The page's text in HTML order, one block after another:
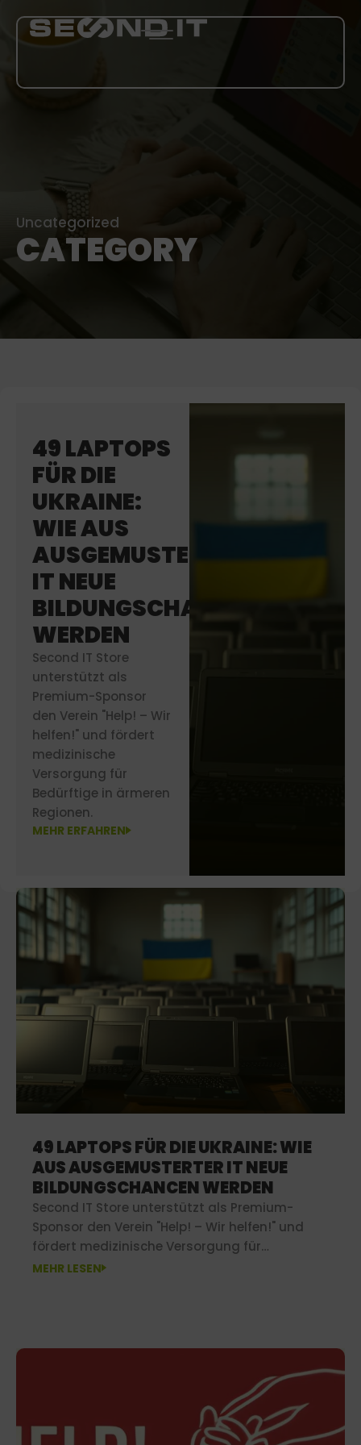
KARRIERE
Uncategorized
CATEGORY
49 LAPTOPS
FÜR DIE
UKRAINE:
WIE AUS
AUSGEMUSTERTER
IT NEUE
BILDUNGSCHANCEN
WERDEN
Second IT Store
unterstützt als
Premium-Sponsor
den Verein "Help! – Wir
helfen!" und fördert
medizinische
Versorgung für
Bedürftige in ärmeren
Regionen.
MEHR ERFAHREN
49 LAPTOPS FÜR DIE UKRAINE: WIE
AUS AUSGEMUSTERTER IT NEUE
BILDUNGSCHANCEN WERDEN
Second IT Store unterstützt als Premium-
Sponsor den Verein "Help! – Wir helfen!" und
fördert medizinische Versorgung für
Bedürftige in ärmeren Regionen.
MEHR LESEN